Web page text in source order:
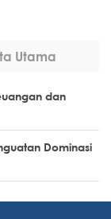
Utama
dan
Dominasi